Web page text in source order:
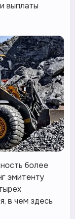
выплаты
более
эмитенту
в чем здесь